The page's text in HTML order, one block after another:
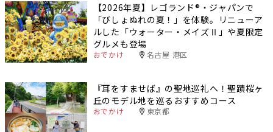
【2026年夏】レゴランド®・ジャパンで
「びしょぬれの夏！」を体験。リニューア
ルした「ウォーター・メイズⅡ」や夏限定
グルメも登場
おでかけ 名古屋 港区
『耳をすませば』の聖地巡礼へ！聖蹟桜ヶ
丘のモデル地を巡るおすすめコース
おでかけ 東京都